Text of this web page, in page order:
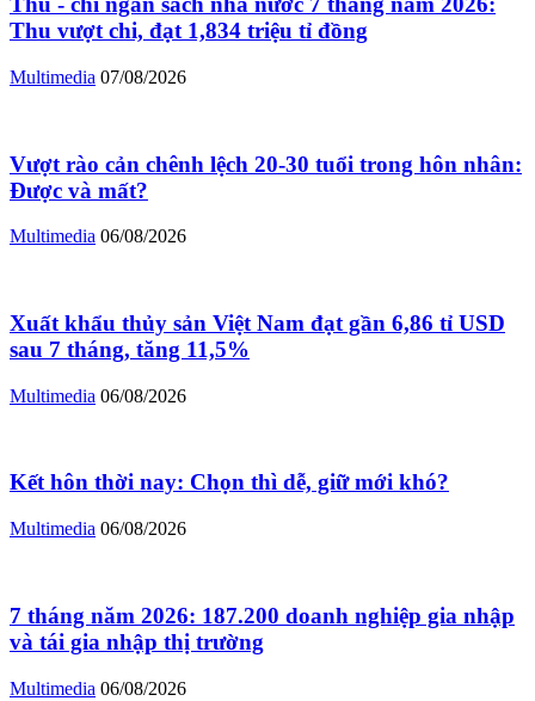
Thu vượt chi, đạt 1,834 triệu tỉ đồng
Multimedia 07/08/2026
Vượt rào cản chênh lệch 20-30 tuổi trong hôn nhân:
Được và mất?
Multimedia 06/08/2026
Xuất khẩu thủy sản Việt Nam đạt gần 6,86 tỉ USD
sau 7 tháng, tăng 11,5%
Multimedia 06/08/2026
Kết hôn thời nay: Chọn thì dễ, giữ mới khó?
Multimedia 06/08/2026
7 tháng năm 2026: 187.200 doanh nghiệp gia nhập
và tái gia nhập thị trường
Multimedia 06/08/2026